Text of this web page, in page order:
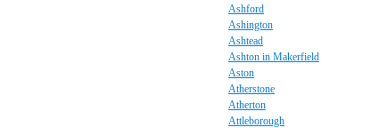
Ashford
Ashington
Ashtead
Ashton in Makerfield
Aston
Atherstone
Atherton
Attleborough